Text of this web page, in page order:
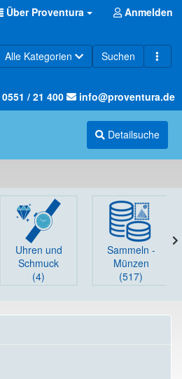
Über Proventura Anmelden
Alle Kategorien Suchen
0551 / 21 400 info@proventura.de
Detailsuche
Uhren und
Schmuck
(4)
Sammeln -
Münzen
(517)